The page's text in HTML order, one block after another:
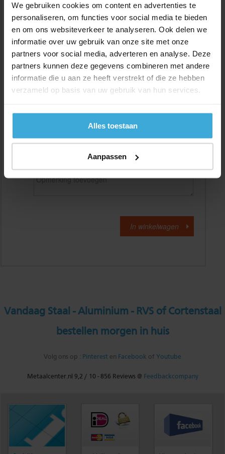
We gebruiken cookies om content en advertenties te
personaliseren, om functies voor social media te bieden
en om ons websiteverkeer te analyseren. Ook delen we
informatie over uw gebruik van onze site met onze
partners voor social media, adverteren en analyse. Deze
partners kunnen deze gegevens combineren met andere
informatie die u aan ze heeft verstrekt of die ze hebben
verzameld op basis van uw gebruik van hun services.
Alles toestaan
Aanpassen
Gewenste
lengtemaat in
(max. 2000 mm)
+/- 2 mm lengtetolerantie
Materiaalkosten
Alle bedragen zijn excl. 21% BTW
Vandaag Staal - Aluminium - RVS of Cortenstaal
bestellen morgen in huis
Volg ons op : Pinterest en Facebook of Youtube
Metaalcenter.nl 9,2 / 10 -856 Reviews @ Feedbackcompany